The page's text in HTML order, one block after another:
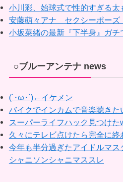
小川彩、始球式で性的すぎる
安藤萌々アナ セクシーポーズ
小坂菜緒の最新『下半身』ガチ
○ブルーアンテナ news
(´･ω･`)←イケメン
バイクでインカムで音楽聴きた
スーパーライフハック見つけ
久々にテレビ点けたら完全に終
今年も半分過ぎたアイドルマ
シャニソンシャニマススレ